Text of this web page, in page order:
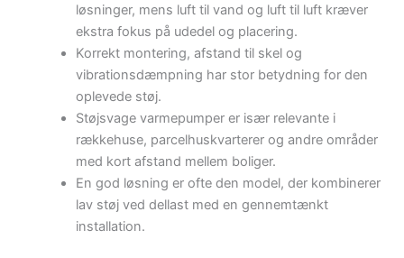
løsninger, mens luft til vand og luft til luft kræver
ekstra fokus på udedel og placering.
Korrekt montering, afstand til skel og
vibrationsdæmpning har stor betydning for den
oplevede støj.
Støjsvage varmepumper er især relevante i
rækkehuse, parcelhuskvarterer og andre områder
med kort afstand mellem boliger.
En god løsning er ofte den model, der kombinerer
lav støj ved dellast med en gennemtænkt
installation.